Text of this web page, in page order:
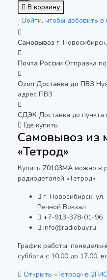
В корзину
Войти, чтобы добавить в
Самовывоз г.
Почта России Отправка
Ozon Доставка до ПВЗ
адрес ПВЗ
СДЭК Доставка до пункта
Где купить
Самовывоз из
«Тетрод»
Купить Z0103MA можно в
радиодеталей «Тетрод».
г. Новосибирск,
Речной Вокзал
+7-913-378-01-96
info@radiobuy.ru
График работы:
суббота с 10.00 до 17.00,
Открыть «Тетрод» в 2ГИС